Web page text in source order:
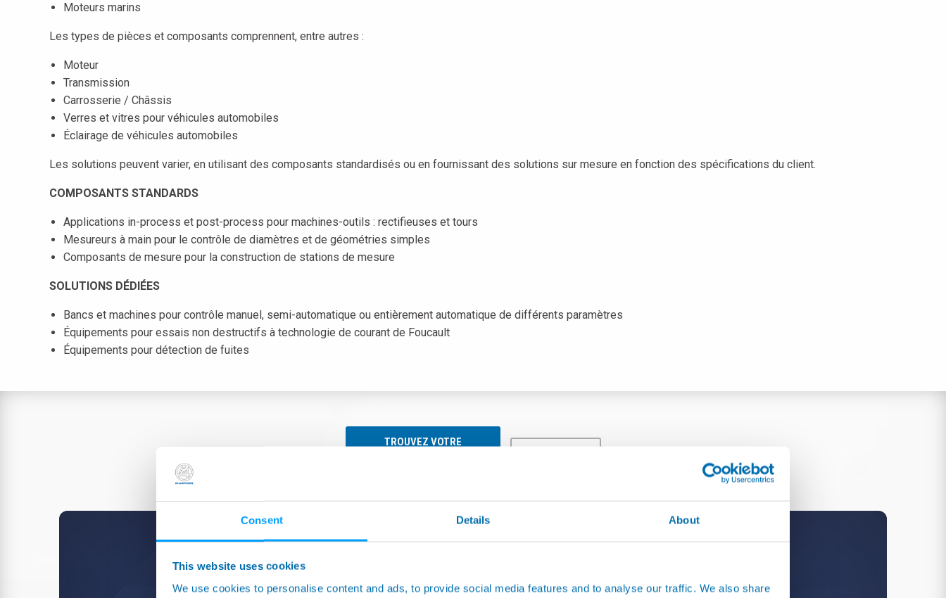
Consent Details About
This website uses cookies
We use cookies to personalise content and ads, to provide social media features and to analyse our traffic. We also share
Moteurs marins
Les types de pièces et composants comprennent, entre autres :
Moteur
Transmission
Carrosserie / Châssis
Verres et vitres pour véhicules automobiles
Éclairage de véhicules automobiles
Les solutions peuvent varier, en utilisant des composants standardisés ou en fournissant des solutions sur mesure en fonction des spécifications du client.
COMPOSANTS STANDARDS
Applications in-process et post-process pour machines-outils : rectifieuses et tours
Mesureurs à main pour le contrôle de diamètres et de géométries simples
Composants de mesure pour la construction de stations de mesure
SOLUTIONS DÉDIÉES
Bancs et machines pour contrôle manuel, semi-automatique ou entièrement automatique de différents paramètres
Équipements pour essais non destructifs à technologie de courant de Foucault
Équipements pour détection de fuites
TROUVEZ VOTRE